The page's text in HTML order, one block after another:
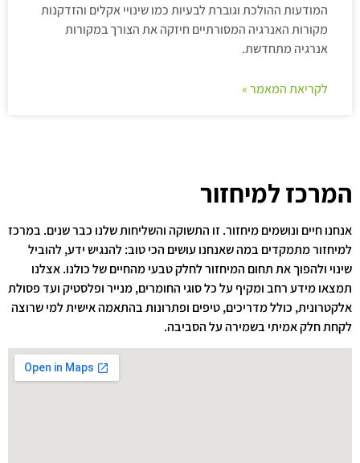
המודעות ההולכת וגוברת לבעיות כמו שינויי אקלים והזדקנות
מקורות האנרגיה המסורתיים חיזקה את הצורך במקורות
אנרגיה מתחדשת.
לקריאת המאמר »
המרכז למיחזור
אנחנו חיים ונושמים מיחזור. זו התשוקה והשליחות שלנו כבר שנים. במרכז
למיחזור מתמקדים במה שאנחנו עושים הכי טוב: להנגיש ידע, להוביל
שינוי ולהפוך את תחום המיחזור לחלק טבעי מהחיים של כולנו. אצלנו
תמצאו מידע רחב ומקיף על כל סוגי החומרים, מנייר ופלסטיק ועד פסולת
אלקטרונית, כולל מדריכים, טיפים ופתרונות בהתאמה אישית למי שרוצה
לקחת חלק אמיתי בשמירה על הסביבה.